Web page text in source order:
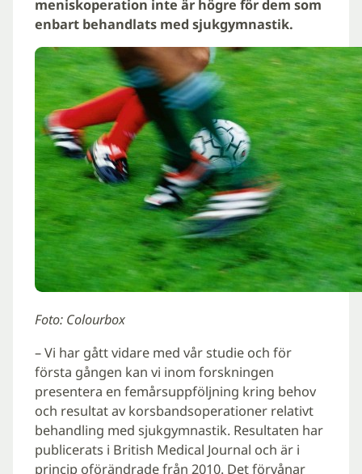
meniskoperation inte är högre för dem som
enbart behandlats med sjukgymnastik.
Foto: Colourbox
– Vi har gått vidare med vår studie och för
första gången kan vi inom forskningen
presentera en femårsuppföljning kring behov
och resultat av korsbandsoperationer relativt
behandling med sjukgymnastik. Resultaten har
publicerats i British Medical Journal och är i
princip oförändrade från 2010. Det förvånar